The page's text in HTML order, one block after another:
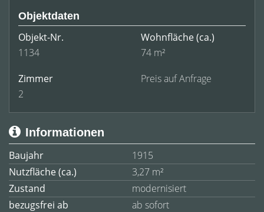
Objektdaten
Objekt-Nr.
1134
Wohnfläche(ca.)
74 m²
Zimmer
2
Preis auf Anfrage
Informationen
Baujahr
1915
Nutzfläche (ca.)
3,27 m²
Zustand
modernisiert
bezugsfrei ab
ab sofort